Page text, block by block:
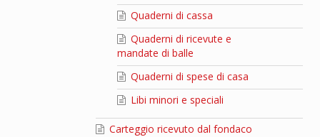
Quaderni di cassa
Quaderni di ricevute e
mandate di balle
Quaderni di spese di casa
Libi minori e speciali
Carteggio ricevuto dal fondaco